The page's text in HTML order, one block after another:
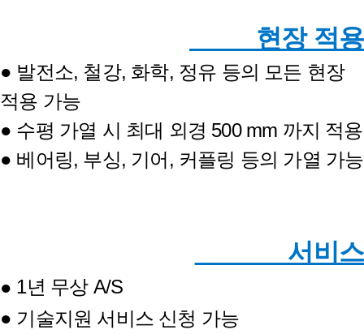
현장 적용
● 발전소, 철강, 화학, 정유 등의 모든 현장
적용 가능
● 수평 가열 시 최대 외경 500 mm 까지 적용
● 베어링, 부싱, 기어, 커플링 등의 가열 가능
서비스
● 1년 무상 A/S
● 기술지원 서비스 신청 가능